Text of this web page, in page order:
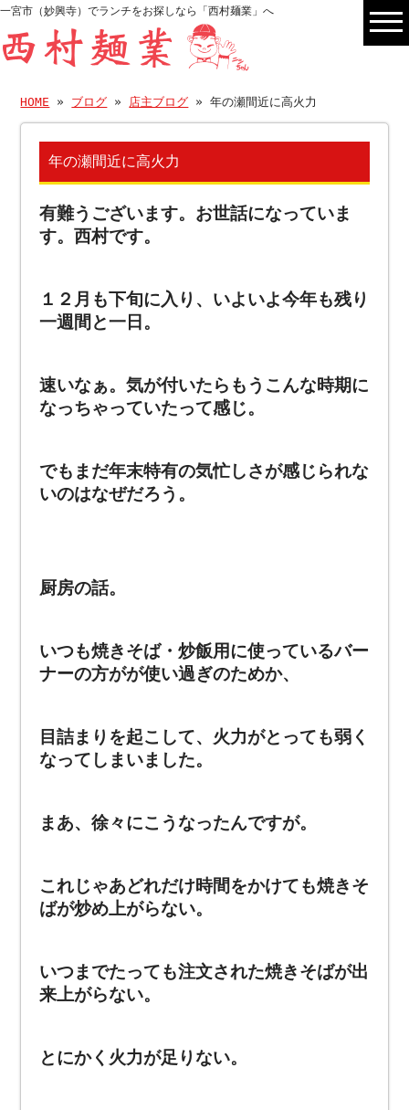
一宮市（妙興寺）でランチをお探しなら「西村麺業」へ
HOME » ブログ » 店主ブログ » 年の瀬間近に高火力
年の瀬間近に高火力
有難うございます。お世話になっていま
す。西村です。
１２月も下旬に入り、いよいよ今年も残り
一週間と一日。
速いなぁ。気が付いたらもうこんな時期に
なっちゃっていたって感じ。
でもまだ年末特有の気忙しさが感じられな
いのはなぜだろう。
厨房の話。
いつも焼きそば・炒飯用に使っているバー
ナーの方がが使い過ぎのためか、
目詰まりを起こして、火力がとっても弱く
なってしまいました。
まあ、徐々にこうなったんですが。
これじゃあどれだけ時間をかけても焼きそ
ばが炒め上がらない。
いつまでたっても注文された焼きそばが出
来上がらない。
とにかく火力が足りない。